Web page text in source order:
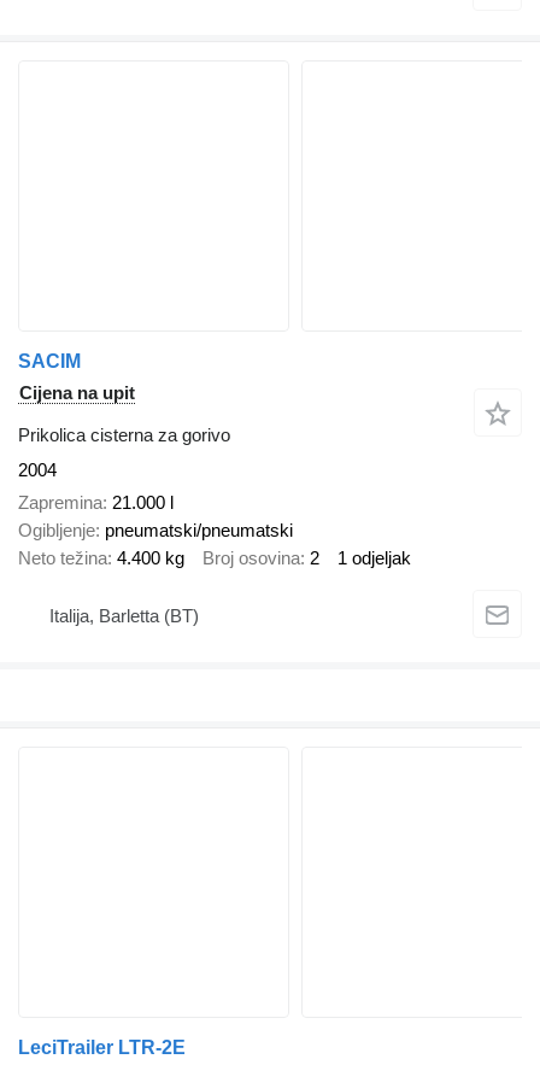
SACIM
Cijena na upit
Prikolica cisterna za gorivo
2004
Zapremina 21.000 l
Ogibljenje pneumatski/pneumatski
Neto težina 4.400 kg Broj osovina 2 1 odjeljak
Italija, Barletta (BT)
LeciTrailer LTR-2E